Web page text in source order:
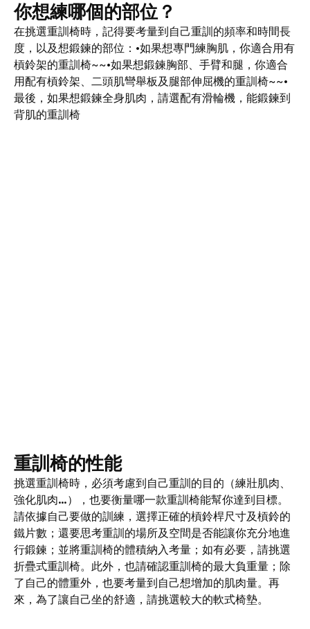
你想練哪個的部位？
在挑選重訓椅時，記得要考量到自己重訓的頻率和時間長
度，以及想鍛鍊的部位：•如果想專門練胸肌，你適合用有
槓鈴架的重訓椅~~•如果想鍛鍊胸部、手臂和腿，你適合
用配有槓鈴架、二頭肌彎舉板及腿部伸屈機的重訓椅~~•
最後，如果想鍛鍊全身肌肉，請選配有滑輪機，能鍛鍊到
背肌的重訓椅
重訓椅的性能
挑選重訓椅時，必須考慮到自己重訓的目的（練壯肌肉、
強化肌肉…），也要衡量哪一款重訓椅能幫你達到目標。
請依據自己要做的訓練，選擇正確的槓鈴桿尺寸及槓鈴的
鐵片數；還要思考重訓的場所及空間是否能讓你充分地進
行鍛鍊；並將重訓椅的體積納入考量；如有必要，請挑選
折疊式重訓椅。此外，也請確認重訓椅的最大負重量；除
了自己的體重外，也要考量到自己想增加的肌肉量。再
來，為了讓自己坐的舒適，請挑選較大的軟式椅墊。